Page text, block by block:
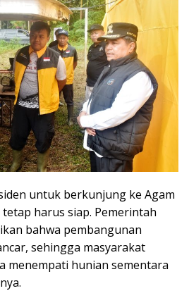
untuk berkunjung ke Agam
harus siap. Pemerintah
bahwa pembangunan
sehingga masyarakat
menempati hunian sementara